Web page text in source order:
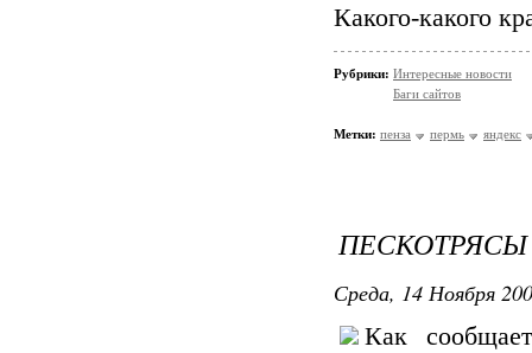
Какого-какого
Рубрики: Интересные новости
Баги сайтов
Метки: пенза пермь яндекс
ПЕСКОТРЯСЫ
Среда, 14 Ноября
Как